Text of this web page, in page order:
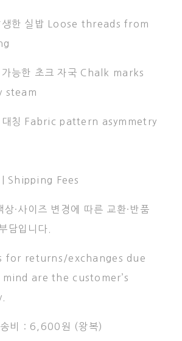
생한 실밥 Loose threads from
가능한 초크 자국 Chalk marks
steam
대칭 Fabric pattern asymmetry
Shipping Fees
상·사이즈 변경에 따른 교환·반품
담입니다.
for returns/exchanges due
are the customer’s
송비 : 6,600원 (왕복)